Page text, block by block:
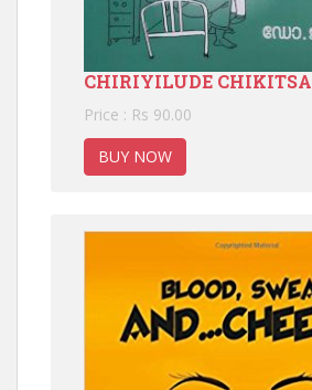
CHIRIYILUDE CHIKITSA
Price : Rs 90.00
BUY NOW